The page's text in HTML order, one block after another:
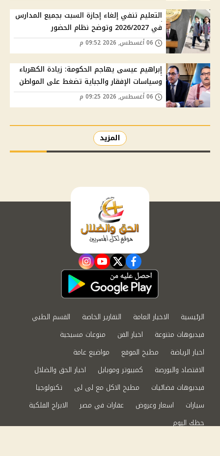
التعليم تنفي إلغاء إجازة السبت بجميع المدارس
في 2026/2027 وتوضح نظام الحضور
إبراهيم عيسى يهاجم الحكومة: زيادة الكهرباء
وسياسات الإفقار والجباية تضغط على المواطن
المزيد
facebook
twitter
youtube
instagram
الرئيسية الاخبار العامة التقارير الخاصة
القسم الطبي
فيديوهات متنوعة
اخبار الفن
منوعات مسيحية
اخبار الرياضة
مطبخ الموقع
مواضيع عامة
الاقتصاد والبورصة
كمبيوتر وموبايل
اخبار الحق والضلال
فيديوهات فضائيات
مطبخ الاكل مع لى لى
تكنولوجيا
سيارات
اسعار وعروض عقارات في مصر
الابراج الفلكية
حظك اليوم